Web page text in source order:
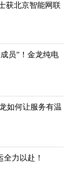
获北京智能网联
员”！金龙纯电
如何让服务有温
全力以赴！